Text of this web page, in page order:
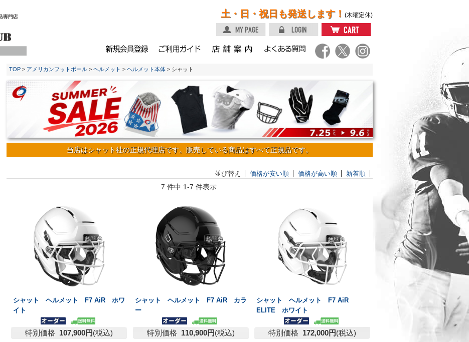
土・日・祝日も発送します！ (木曜定休)
TOP > アメリカンフットボール > ヘルメット > ヘルメット本体 > シャット
当店はシャット社の正規代理店です。販売している商品はすべて正規品です。
並び替え 価格が安い順 価格が高い順 新着順
7 件中 1-7 件表示
シャット ヘルメット F7 AiR ホワ
イト
特別価格 107,900円(税込)
シャット ヘルメット F7 AiR カラ
ー
特別価格 110,900円(税込)
シャット ヘルメット F7 AiR
ELITE ホワイト
特別価格 172,000円(税込)